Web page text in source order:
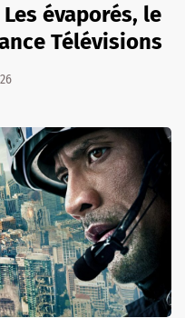
évaporés, le
Télévisions